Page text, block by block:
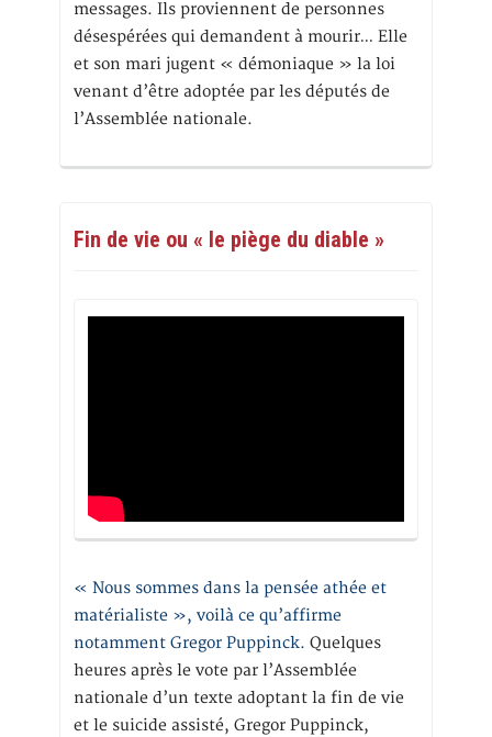
messages. Ils proviennent de personnes
désespérées qui demandent à mourir… Elle
et son mari jugent « démoniaque » la loi
venant d’être adoptée par les députés de
l’Assemblée nationale.
Fin de vie ou « le piège du diable »
« Nous sommes dans la pensée athée et
matérialiste », voilà ce qu’affirme
notamment Gregor Puppinck. Quelques
heures après le vote par l’Assemblée
nationale d’un texte adoptant la fin de vie
et le suicide assisté, Gregor Puppinck,